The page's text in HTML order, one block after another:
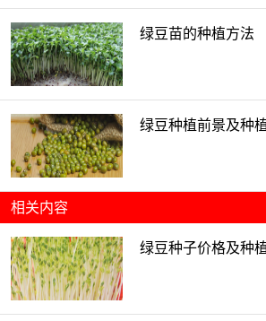
绿豆苗的种植方法
绿豆种植前景及种
相关内容
绿豆种子价格及种